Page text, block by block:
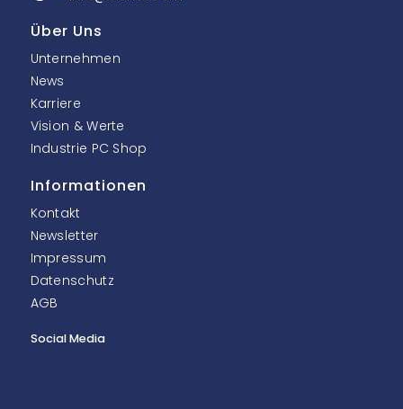
Über Uns
Unternehmen
News
Karriere
Vision & Werte
Industrie PC Shop
Informationen
Kontakt
Newsletter
Impressum
Datenschutz
AGB
Social Media